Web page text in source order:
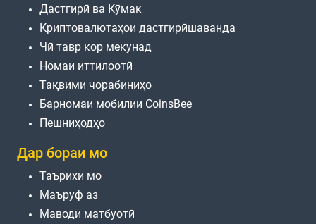
Дастгирӣ ва Кӯмак
Криптовалютаҳои дастгирӣшаванда
Чӣ тавр кор мекунад
Номаи иттилоотӣ
Тақвими чорабиниҳо
Барномаи мобилии CoinsBee
Пешниҳодҳо
Дар бораи мо
Таърихи мо
Маъруф аз
Маводи матбуотӣ